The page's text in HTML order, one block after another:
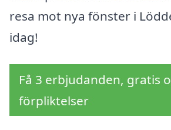
resa mot nya fönster i
idag!
Få 3 erbjudanden, gratis
förpliktelser